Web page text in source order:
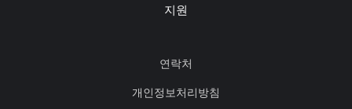
지원
연락처
개인정보처리방침